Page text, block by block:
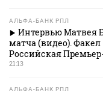
АЛЬФА-БАНК РПЛ
Интервью Матвея
матча (видео).
Российская
21:13
АЛЬФА-БАНК РПЛ